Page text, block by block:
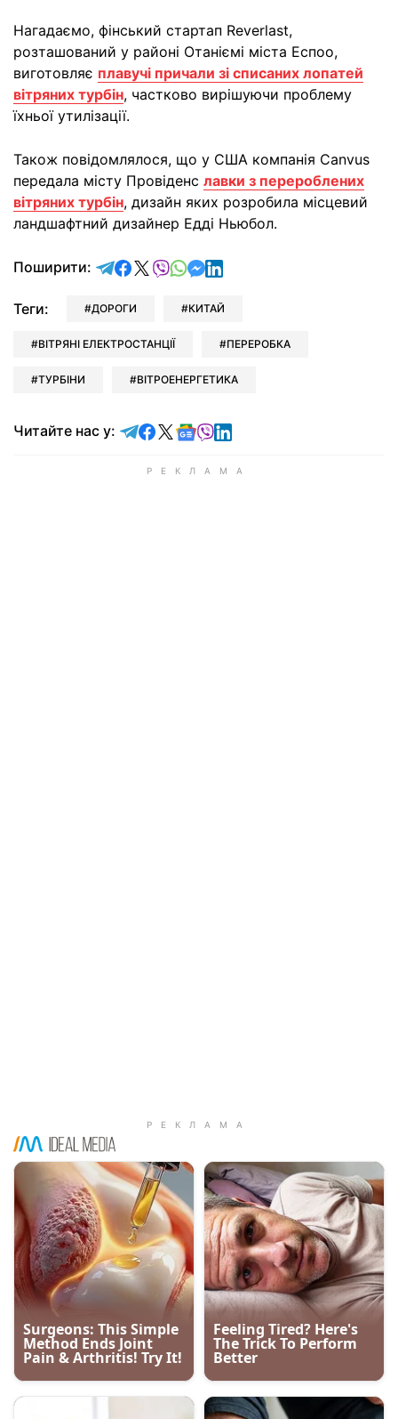
Нагадаємо, фінський стартап Reverlast,
розташований у районі Отаніємі міста Еспоо,
виготовляє плавучі причали зі списаних лопатей
вітряних турбін, частково вирішуючи проблему
їхньої утилізації.
Також повідомлялося, що у США компанія Canvus
передала місту Провіденс лавки з перероблених
вітряних турбін, дизайн яких розробила місцевий
ландшафтний дизайнер Едді Ньюбол.
Поширити: відправити у Telegram
поділитись у Facebook
поділитись у X
відправити у Viber
відправити у Whatsapp
відправити у Messenger
відправити у LinkedIn
Теги: ДОРОГИ КИТАЙ
ВІТРЯНІ ЕЛЕКТРОСТАНЦІЇ ПЕРЕРОБКА
ТУРБІНИ ВІТРОЕНЕРГЕТИКА
Читайте нас у: Читайте у Telegram
Читайте у Facebook
Читайте у X
Читайте у Google news
Читайте у Viber
Читайте у LinkedIn